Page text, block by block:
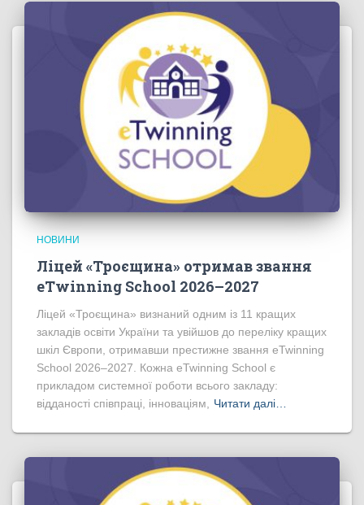
НОВИНИ
Ліцей «Троєщина» отримав звання
eTwinning School 2026–2027
Ліцей «Троєщина» визнаний одним із 11 кращих
закладів освіти України та увійшов до переліку кращих
шкіл Європи, отримавши престижне звання eTwinning
School 2026–2027. Кожна eTwinning School є
прикладом системної роботи всього закладу:
відданості співпраці, інноваціям,
Читати далі…